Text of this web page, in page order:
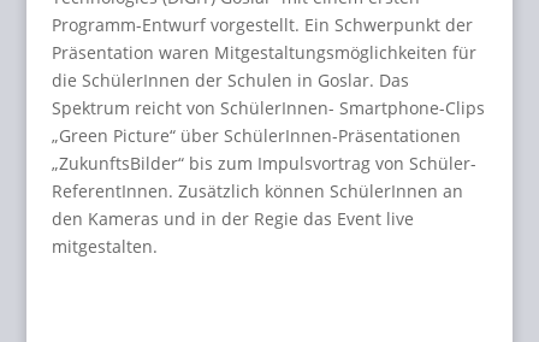
Programm-Entwurf vorgestellt. Ein Schwerpunkt der
Präsentation waren Mitgestaltungsmöglichkeiten für
die SchülerInnen der Schulen in Goslar. Das
Spektrum reicht von SchülerInnen- Smartphone-Clips
„Green Picture“ über SchülerInnen-Präsentationen
„ZukunftsBilder“ bis zum Impulsvortrag von Schüler-
ReferentInnen. Zusätzlich können SchülerInnen an
den Kameras und in der Regie das Event live
mitgestalten.